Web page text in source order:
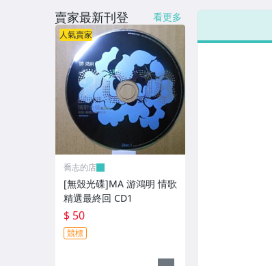
原版卡帶
原版藍光遊戲光碟
PSP及其他原版遊戲光碟
藍光電影影片光碟
其他類光碟
XBOX遊戲光碟
旅遊書籍小說書刊
賣家最新刊登 看更多
人氣賣家
喬志的店
[無殼光碟]MA 游鴻明 情歌
精選最終回 CD1
$ 50
競標